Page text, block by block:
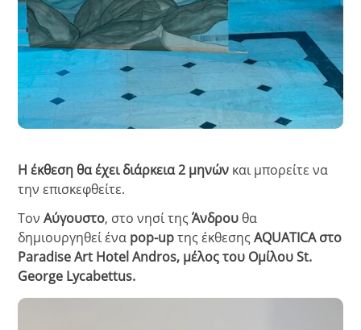
Η έκθεση θα έχει διάρκεια 2 μηνών και μπορείτε να
την επισκεφθείτε.
ΤονΑύγουστο, στο νησί τηςΆνδρου θα
δημιουργηθεί ένα pop-upτης έκθεσηςAQUATICA στο
Paradise Art Hotel Andros, μέλος του Ομίλου St.
George Lycabettus.